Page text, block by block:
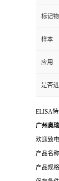
标记物
样本
应用
是否
ELISA
广州奥
欢迎致
产品名
产品规